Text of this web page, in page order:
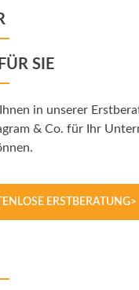
SIE
in unserer
& Co. für Ihr
ERSTBERATUNG>